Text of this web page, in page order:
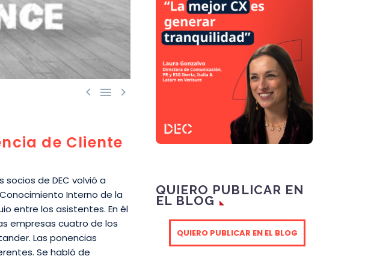
  
de Cliente
de DEC volvió a
Interno de la
entre los asistentes. En él
empresas cuatro de los
Las ponencias
Se habló de
QUIERO PUBLICAR EN
EL BLOG
QUIERO PUBLICAR EN EL BLOG